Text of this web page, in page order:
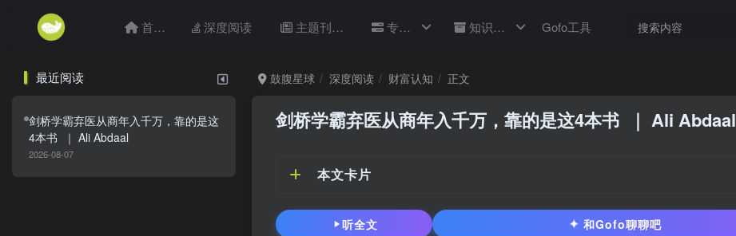
首页 深度阅读 主题刊目 专题 知识库 Gofo工具
最近阅读
剑桥学霸弃医从商年入千万，靠的是这
4本书 ｜ Ali Abdaal
2026-08-07
鼓腹星球 深度阅读 财富认知 正文
剑桥学霸弃医从商年入千万，靠的是这4本书 ｜ Ali Abdaal
本文卡片
听全文 ✦和Gofo聊聊吧